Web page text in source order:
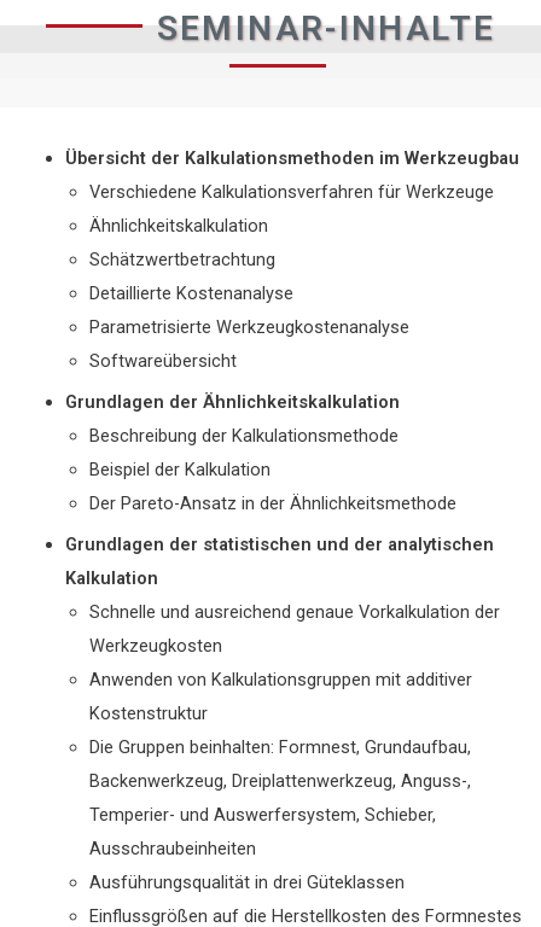
SEMINAR-INHALTE
Übersicht der Kalkulationsmethoden im Werkzeugbau
Verschiedene Kalkulationsverfahren für Werkzeuge
Ähnlichkeitskalkulation
Schätzwertbetrachtung
Detaillierte Kostenanalyse
Parametrisierte Werkzeugkostenanalyse
Softwareübersicht
Grundlagen der Ähnlichkeitskalkulation
Beschreibung der Kalkulationsmethode
Beispiel der Kalkulation
Der Pareto-Ansatz in der Ähnlichkeitsmethode
Grundlagen der statistischen und der analytischen
Kalkulation
Schnelle und ausreichend genaue Vorkalkulation der
Werkzeugkosten
Anwenden von Kalkulationsgruppen mit additiver
Kostenstruktur
Die Gruppen beinhalten: Formnest, Grundaufbau,
Backenwerkzeug, Dreiplattenwerkzeug, Anguss-,
Temperier- und Auswerfersystem, Schieber,
Ausschraubeinheiten
Ausführungsqualität in drei Güteklassen
Einflussgrößen auf die Herstellkosten des Formnestes